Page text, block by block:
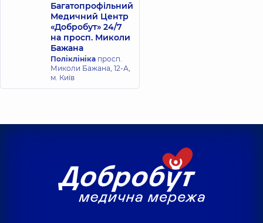
Багатопрофільний
Медичний Центр
«Добробут» 24/7
на просп. Миколи
Бажана
Поліклініка просп.
Миколи Бажана, 12-А,
м. Київ